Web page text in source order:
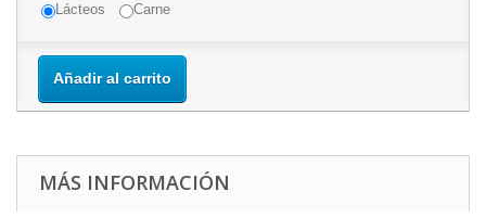
Lácteos
Carne
Añadir al carrito
MÁS INFORMACIÓN